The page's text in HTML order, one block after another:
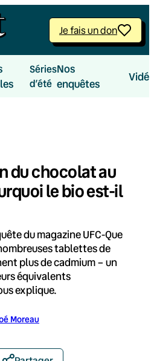
Je fais un don
Séries
d’été
Nos
enquêtes
du chocolat au
le bio est-il
du magazine UFC-Que
tablettes de
plus de cadmium – un
équivalents
explique.
Moreau